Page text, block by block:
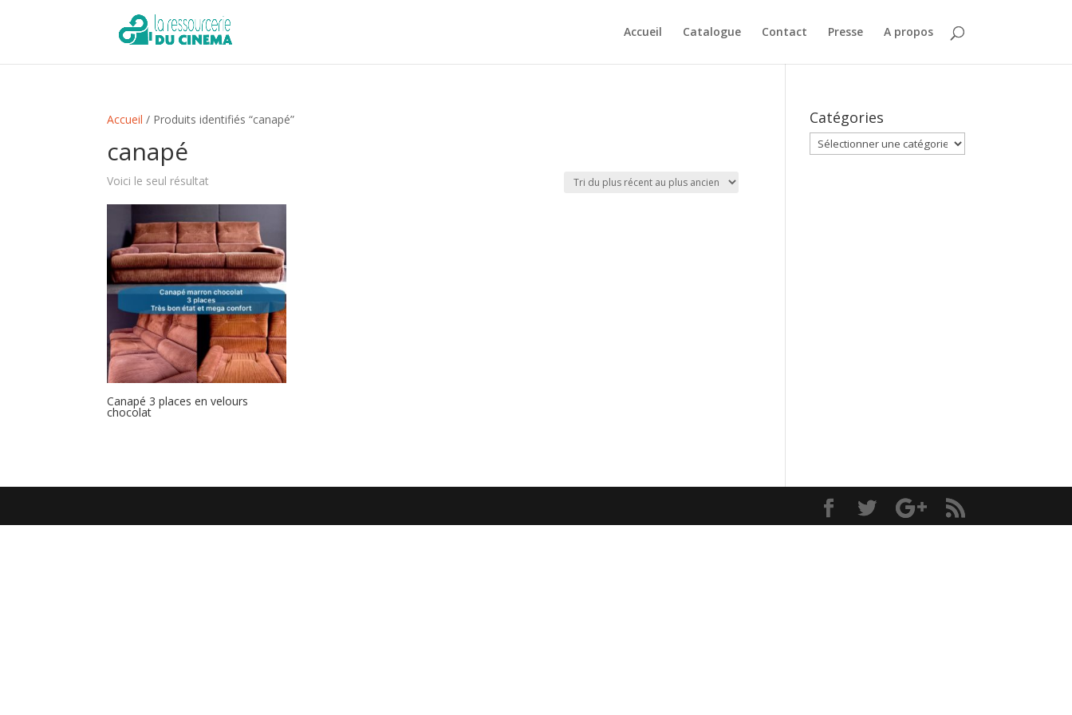
Accueil Catalogue Contact Presse A propos
Accueil / Produits identifiés “canapé”
canapé
Voici le seul résultat
Canapé 3 places en velours
chocolat
Catégories
Catégories